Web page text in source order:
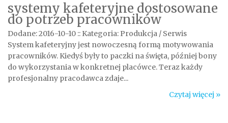
systemy kafeteryjne dostosowane
do potrzeb pracowników
Dodane: 2016-10-10 :: Kategoria: Produkcja / Serwis
System kafeteryjny jest nowoczesną formą motywowania
pracowników. Kiedyś były to paczki na święta, później bony
do wykorzystania w konkretnej placówce. Teraz każdy
profesjonalny pracodawca zdaje...
Czytaj więcej »